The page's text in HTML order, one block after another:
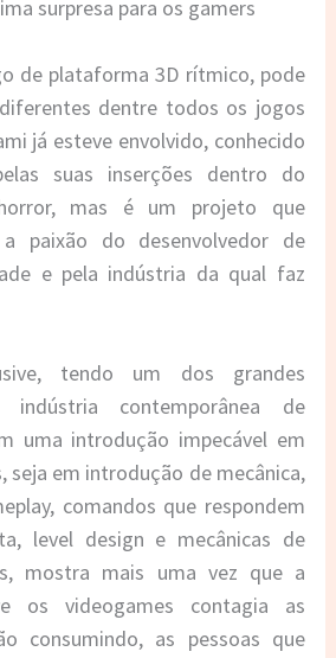
surpresa para os gamers
de plataforma 3D rítmico, pode
dentre todos os jogos
já esteve envolvido, conhecido
suas inserções dentro do
mas é um projeto que
paixão do desenvolvedor de
e pela indústria da qual faz
tendo um dos grandes
indústria contemporânea de
uma introdução impecável em
seja em introdução de mecânica,
comandos que respondem
level design e mecânicas de
mostra mais uma vez que a
os videogames contagia as
consumindo, as pessoas que